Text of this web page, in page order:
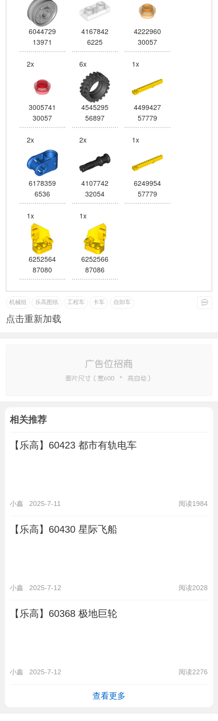
6044729
13971
4167842
6225
4222960
30057
2x
3005741
30057
6x
4545295
56897
1x
4499427
57779
2x
6178359
6536
2x
4107742
32054
1x
6249954
57779
1x
6252564
87080
1x
6252566
87086
机械组 乐高图纸 工程车 卡车 自卸车
点击重新加载
相关推荐
【乐高】60423 都市有轨电车
小鑫 2025-7-11 阅读1984
【乐高】60430 星际飞船
小鑫 2025-7-12 阅读2028
【乐高】60368 极地巨轮
小鑫 2025-7-12 阅读2276
查看更多